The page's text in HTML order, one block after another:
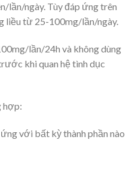
lần/ngày. Tùy đáp ứng trên
liều từ 25-100mg/lần/ngày.
lần/24h và không dùng
khi quan hệ tình dục
hợp:
với bất kỳ thành phần nào